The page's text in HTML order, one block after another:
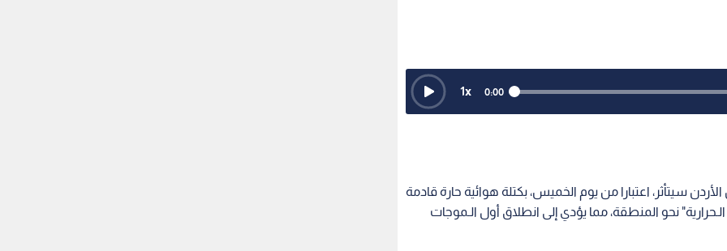
0:00
1x
اعتبارا من يوم الخميس، بكتلة هوائية حارة قادمة
الـحرارية" نحو المنطقة، مما يؤدي إلى انطلاق أول الـموجات